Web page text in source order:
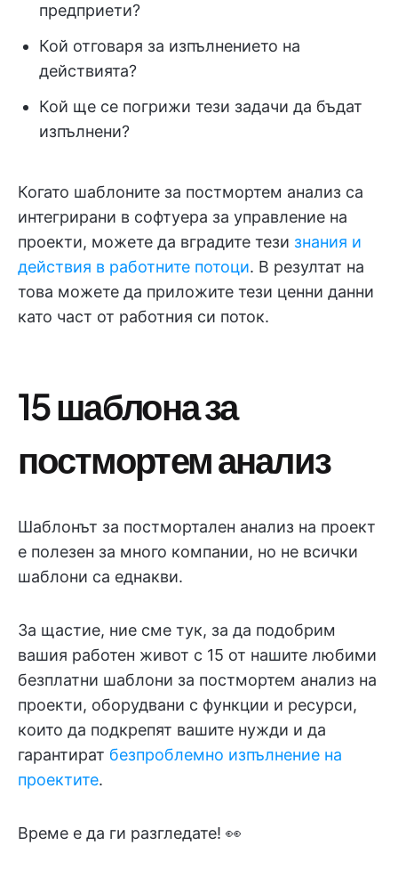
предприети?
Кой отговаря за изпълнението на
действията?
Кой ще се погрижи тези задачи да бъдат
изпълнени?
Когато шаблоните за постмортем анализ са
интегрирани в софтуера за управление на
проекти, можете да вградите тези знания и
действия в работните потоци. В резултат на
това можете да приложите тези ценни данни
като част от работния си поток.
15 шаблона за
постмортем анализ
Шаблонът за постмортален анализ на проект
е полезен за много компании, но не всички
шаблони са еднакви.
За щастие, ние сме тук, за да подобрим
вашия работен живот с 15 от нашите любими
безплатни шаблони за постмортем анализ на
проекти, оборудвани с функции и ресурси,
които да подкрепят вашите нужди и да
гарантират безпроблемно изпълнение на
проектите.
Време е да ги разгледате! 👀